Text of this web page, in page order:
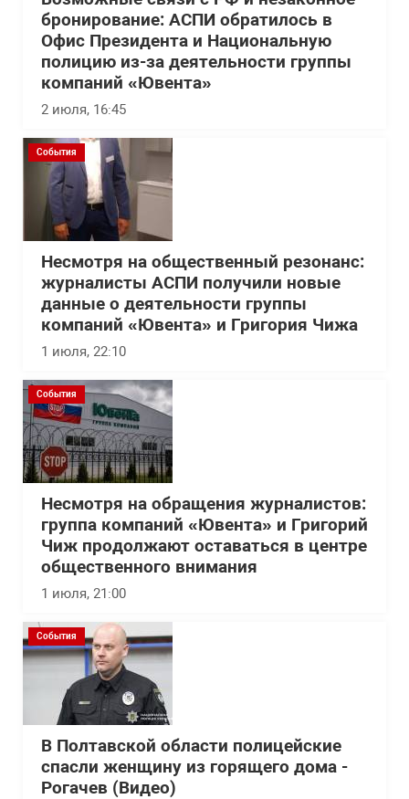
бронирование: АСПИ обратилось в
Офис Президента и Национальную
полицию из-за деятельности группы
компаний «Ювента»
2 июля, 16:45
События
Несмотря на общественный резонанс:
журналисты АСПИ получили новые
данные о деятельности группы
компаний «Ювента» и Григория Чижа
1 июля, 22:10
События
Несмотря на обращения журналистов:
группа компаний «Ювента» и Григорий
Чиж продолжают оставаться в центре
общественного внимания
1 июля, 21:00
События
В Полтавской области полицейские
спасли женщину из горящего дома -
Рогачев (Видео)